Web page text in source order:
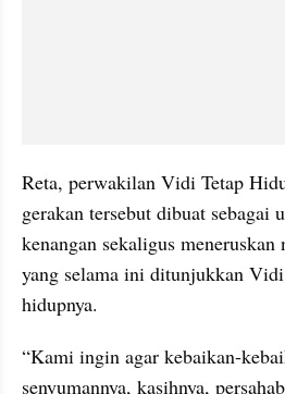
Reta, perwakilan Vidi Tetap
gerakan tersebut dibuat sebagai
kenangan sekaligus
yang selama ini ditunjukkan
hidupnya.
“Kami ingin agar kebaikan-
senyumannya, kasihnya,